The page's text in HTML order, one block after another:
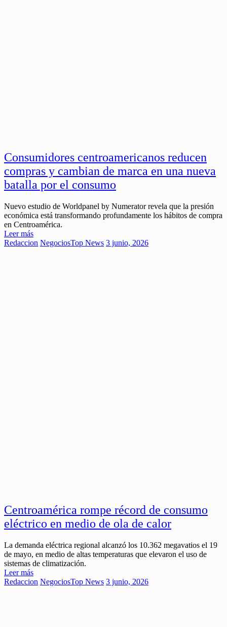
Consumidores centroamericanos reducen
compras y cambian de marca en una nueva
batalla por el consumo
Nuevo estudio de Worldpanel by Numerator revela que la presión
económica está transformando profundamente los hábitos de compra
en Centroamérica.
Leer más
Redaccion NegociosTop News 3 junio, 2026
Centroamérica rompe récord de consumo
eléctrico en medio de ola de calor
La demanda eléctrica regional alcanzó los 10.362 megavatios el 19
de mayo, en medio de altas temperaturas que elevaron el uso de
sistemas de climatización.
Leer más
Redaccion NegociosTop News 3 junio, 2026